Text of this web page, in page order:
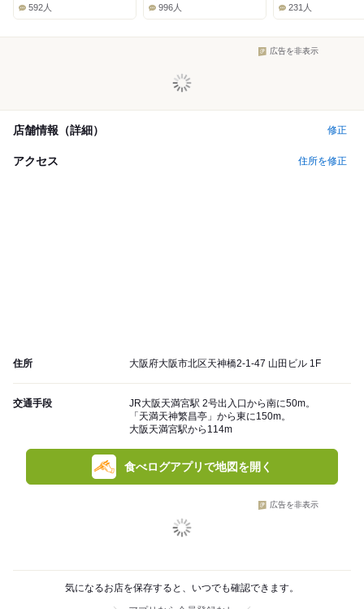
592人
996人
231人
広告を非表示
店舗情報（詳細） 修正
アクセス 住所を修正
住所 大阪府大阪市北区天神橋2-1-47 山田ビル 1F
交通手段
JR大阪天満宮駅 2号出入口から南に50m。
「天満天神繁昌亭」から東に150m。
大阪天満宮駅から114m
食べログアプリで地図を開く
広告を非表示
気になるお店を保存すると、いつでも確認できます。